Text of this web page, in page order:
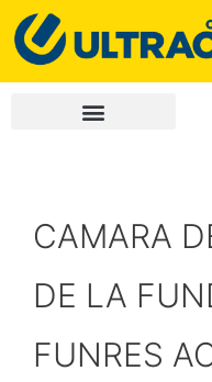
CAMARA
DE LA
FUNRES